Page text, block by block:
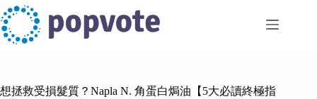
Skip
to
content
想拯救受損髮質？Napla N. 角蛋白焗油【5大必讀終極指